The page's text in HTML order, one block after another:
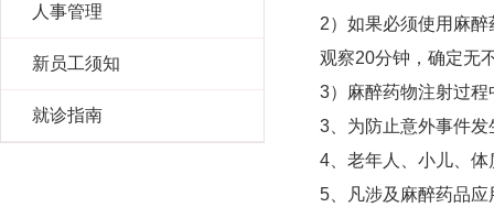
人事管理
新员工须知
就诊指南
2）如果必须使用麻
观察20分钟，确定无
3）麻醉药物注射过
3 、为防止意外事件
4 、老年人、小儿、
5 、凡涉及麻醉药品